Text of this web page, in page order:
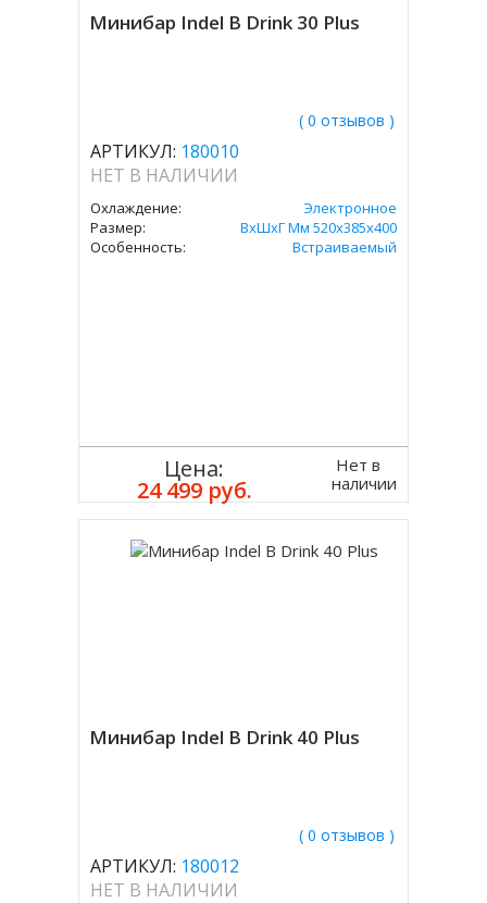
Минибар Indel B Drink 30 Plus
( 0 отзывов )
АРТИКУЛ: 180010
НЕТ В НАЛИЧИИ
Охлаждение:
Электронное
Размер:
ВxШxГ Мм 520x385x400
Особенность:
Встраиваемый
Цена:
24 499 руб.
Нет в
наличии
Минибар Indel B Drink 40 Plus
( 0 отзывов )
АРТИКУЛ: 180012
НЕТ В НАЛИЧИИ